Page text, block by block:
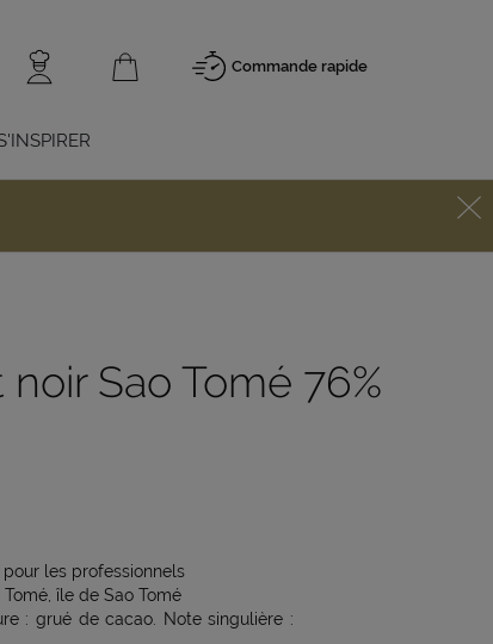
Commande rapide
Sao Tomé 76%
les professionnels
île de Sao Tomé
: grué de cacao. Note singulière :